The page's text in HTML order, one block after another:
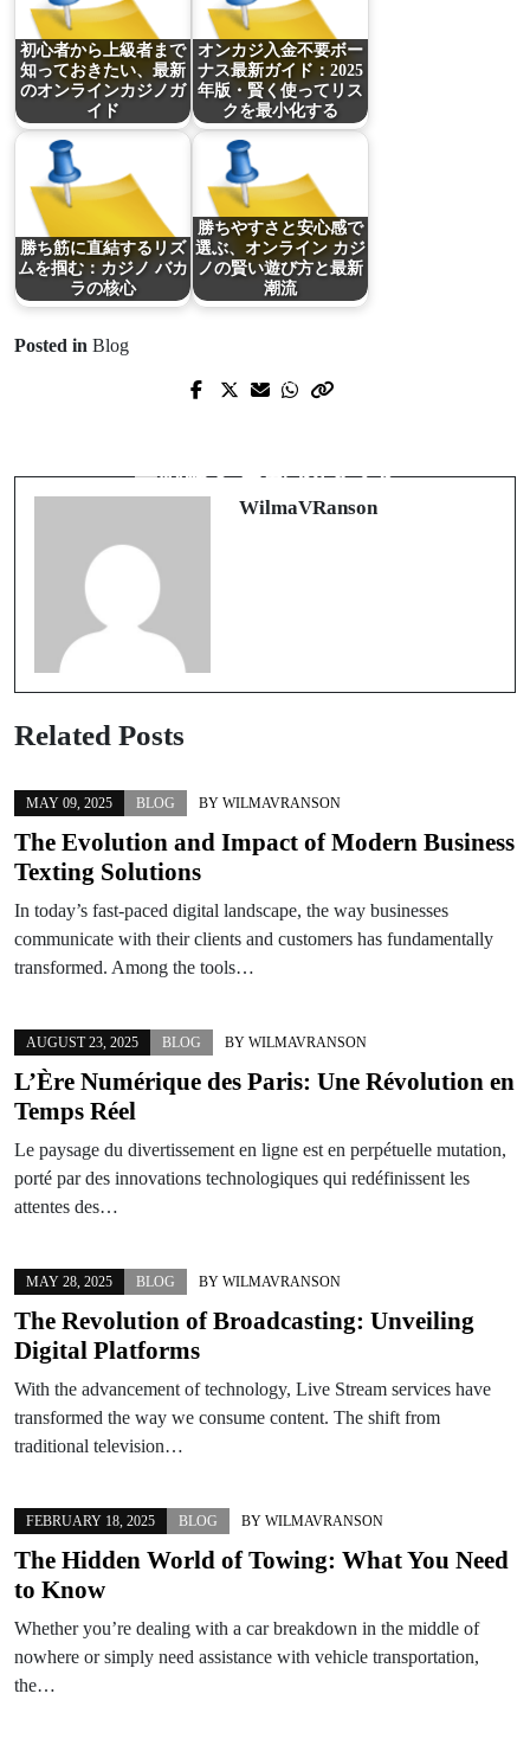
初心者から上級者まで
知っておきたい、最新
のオンラインカジノガ
イド
オンカジ入金不要ボー
ナス最新ガイド：2025
年版・賢く使ってリス
クを最小化する
勝ち筋に直結するリズ
ムを掴む：カジノ バカ
ラの核心
勝ちやすさと安心感で
選ぶ、オンライン カジ
ノの賢い遊び方と最新
潮流
Posted in Blog
Prev Post
speelplezier in balans
ー戦略と最新トレンド
WilmaVRanson
Related Posts
MAY 09, 2025 BLOG BY WILMAVRANSON
The Evolution and Impact of Modern Business
Texting Solutions
In today’s fast-paced digital landscape, the way businesses
communicate with their clients and customers has fundamentally
transformed. Among the tools…
AUGUST 23, 2025 BLOG BY WILMAVRANSON
L’Ère Numérique des Paris: Une Révolution en
Temps Réel
Le paysage du divertissement en ligne est en perpétuelle mutation,
porté par des innovations technologiques qui redéfinissent les
attentes des…
MAY 28, 2025 BLOG BY WILMAVRANSON
The Revolution of Broadcasting: Unveiling
Digital Platforms
With the advancement of technology, Live Stream services have
transformed the way we consume content. The shift from
traditional television…
FEBRUARY 18, 2025 BLOG BY WILMAVRANSON
The Hidden World of Towing: What You Need
to Know
Whether you’re dealing with a car breakdown in the middle of
nowhere or simply need assistance with vehicle transportation,
the…